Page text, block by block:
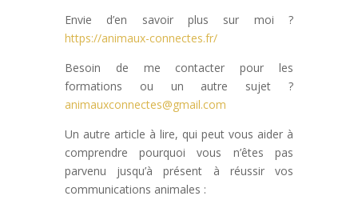
Envie d’en savoir plus sur moi ?
https://animaux-connectes.fr/
Besoin de me contacter pour les
formations ou un autre sujet ?
animauxconnectes@gmail.com
Un autre article à lire, qui peut vous aider à
comprendre pourquoi vous n’êtes pas
parvenu jusqu’à présent à réussir vos
communications animales :